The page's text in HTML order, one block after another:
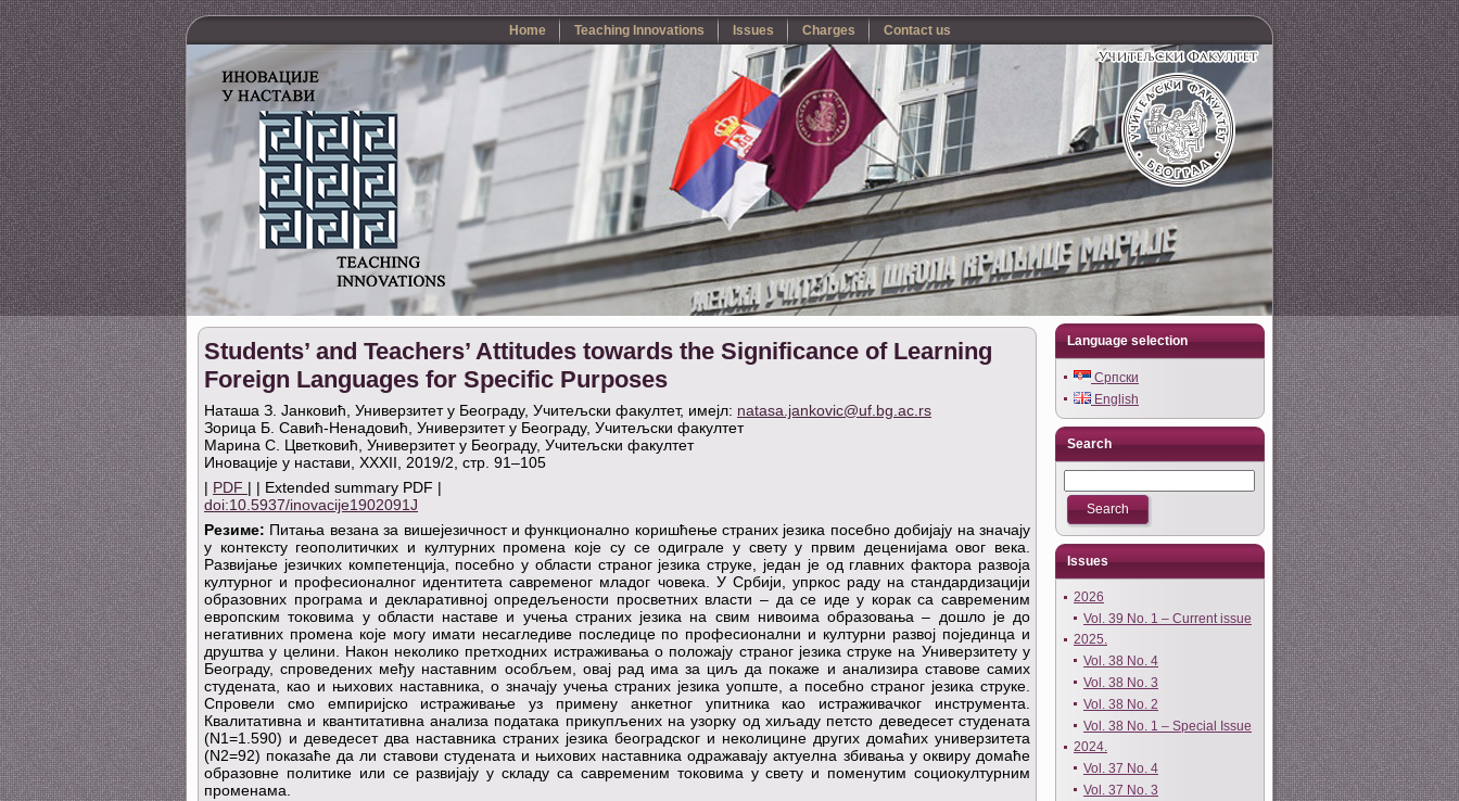
Home Teaching Innovations Issues Charges Contact us
Students’ and Teachers’ Attitudes towards the Significance of Learning
Foreign Languages for Specific Purposes
Наташа З. Јанковић, Универзитет у Београду, Учитељски факултет, имејл: natasa.jankovic@uf.bg.ac.rs
Зорица Б. Савић-Ненадовић, Универзитет у Београду, Учитељски факултет
Марина С. Цветковић, Универзитет у Београду, Учитељски факултет
Иновације у настави, XXXII, 2019/2, стр. 91–105
| PDF | | Extended summary PDF |
doi:10.5937/inovacije1902091J
Резиме: Питања везана за вишејезичност и функционално коришћење страних језика посебно добијају на значају
у контексту геополитичких и културних промена које су се одиграле у свету у првим деценијама овог века.
Развијање језичких компетенција, посебно у области страног језика струке, један је од главних фактора развоја
културног и професионалног идентитета савременог младог човека. У Србији, упркос раду на стандардизацији
образовних програма и декларативној опредељености просветних власти – да се иде у корак са савременим
европским токовима у области наставе и учења страних језика на свим нивоима образовања – дошло је до
негативних промена које могу имати несагледиве последице по професионални и културни развој појединца и
друштва у целини. Након неколико претходних истраживања о положају страног језика струке на Универзитету у
Београду, спроведених међу наставним особљем, овај рад има за циљ да покаже и анализира ставове самих
студената, као и њихових наставника, о значају учења страних језика уопште, а посебно страног језика струке.
Спровели смо емпиријско истраживање уз примену анкетног упитника као истраживачког инструмента.
Квалитативна и квантитативна анализа података прикупљених на узорку од хиљаду петсто деведесет студената
(N1=1.590) и деведесет два наставника страних језика београдског и неколицине других домаћих универзитета
(N2=92) показаће да ли ставови студената и њихових наставника одражавају актуелна збивања у оквиру домаће
образовне политике или се развијају у складу са савременим токовима у свету и поменутим социокултурним
променама.
Language selection
Српски
English
Search
Issues
2026
Vol. 39 No. 1 – Current issue
2025.
Vol. 38 No. 4
Vol. 38 No. 3
Vol. 38 No. 2
Vol. 38 No. 1 – Special Issue
2024.
Vol. 37 No. 4
Vol. 37 No. 3